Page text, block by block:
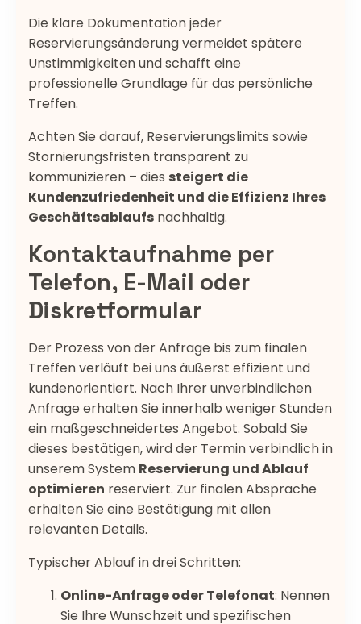
Die klare Dokumentation jeder
Reservierungsänderung vermeidet spätere
Unstimmigkeiten und schafft eine
professionelle Grundlage für das persönliche
Treffen.
Achten Sie darauf, Reservierungslimits sowie
Stornierungsfristen transparent zu
kommunizieren – dies steigert die
Kundenzufriedenheit und die Effizienz Ihres
Geschäftsablaufs nachhaltig.
Kontaktaufnahme per
Telefon, E-Mail oder
Diskretformular
Der Prozess von der Anfrage bis zum finalen
Treffen verläuft bei uns äußerst effizient und
kundenorientiert. Nach Ihrer unverbindlichen
Anfrage erhalten Sie innerhalb weniger Stunden
ein maßgeschneidertes Angebot. Sobald Sie
dieses bestätigen, wird der Termin verbindlich in
unserem System Reservierung und Ablauf
optimieren reserviert. Zur finalen Absprache
erhalten Sie eine Bestätigung mit allen
relevanten Details.
Typischer Ablauf in drei Schritten:
Online-Anfrage oder Telefonat: Nennen
Sie Ihre Wunschzeit und spezifischen